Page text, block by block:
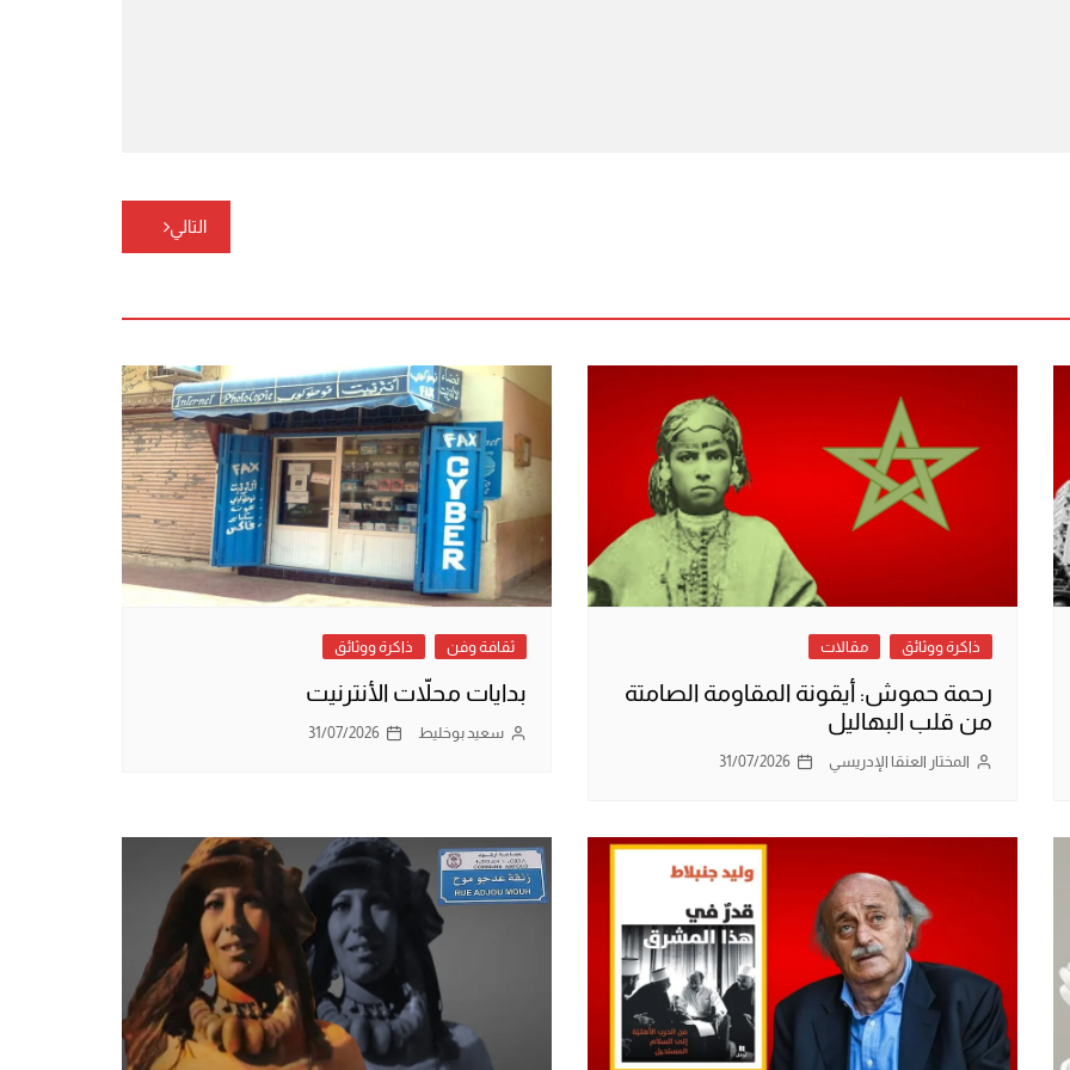
التالي
ذاكرة ووثائق مقالات
رحمة حموش: أيقونة المقاومة الصامتة
من قلب البهاليل
المختار العنقا الإدريسي 31/07/2026
ثقافة وفن ذاكرة ووثائق
بدايات محلاّت الأنترنيت
سعيد بوخليط 31/07/2026